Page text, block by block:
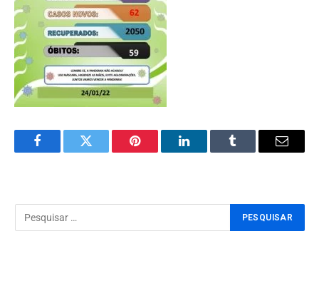
FacebookTwitter Pinterest LinkedInTumblr Email